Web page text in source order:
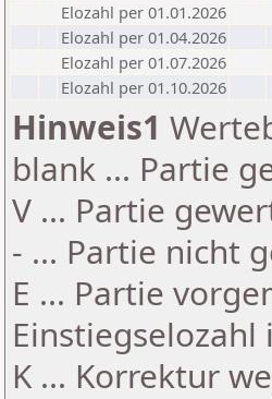
Elozahl per 01.01.2026
Elozahl per 01.04.2026
Elozahl per 01.07.2026
Elozahl per 01.10.2026
Hinweis1
blank ... Partie
V ... Partie
- ... Partie nicht
E ... Partie
K ... Korrektur